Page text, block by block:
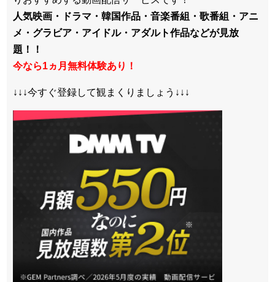
人気映画・ドラマ・韓国作品・音楽番組・歌番組・アニ
メ・グラビア・アイドル・アダルト作品などが見放
題！！
今なら1ヵ月無料体験あり！
↓↓↓今すぐ登録して観まくりましょう↓↓↓